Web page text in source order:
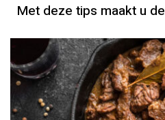
Met deze tips maakt u